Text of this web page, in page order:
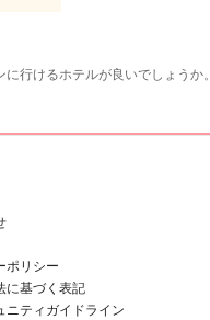
行けるホテルが良いでしょうか。
ポリシー
に基づく表記
ニティガイドライン